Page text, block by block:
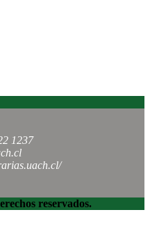
1237
reservados.